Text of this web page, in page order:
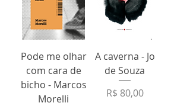
Pode me olhar
com cara de
bicho - Marcos
Morelli
A caverna - Jo
de Souza
Preço
R$ 80,00